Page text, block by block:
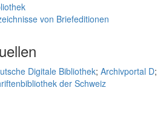
von Briefeditionen
Digitale Bibliothek; Archivportal D;
der Schweiz